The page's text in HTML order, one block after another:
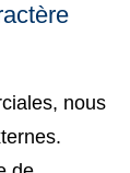
nous